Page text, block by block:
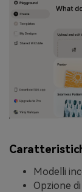
Modelli
Opzione